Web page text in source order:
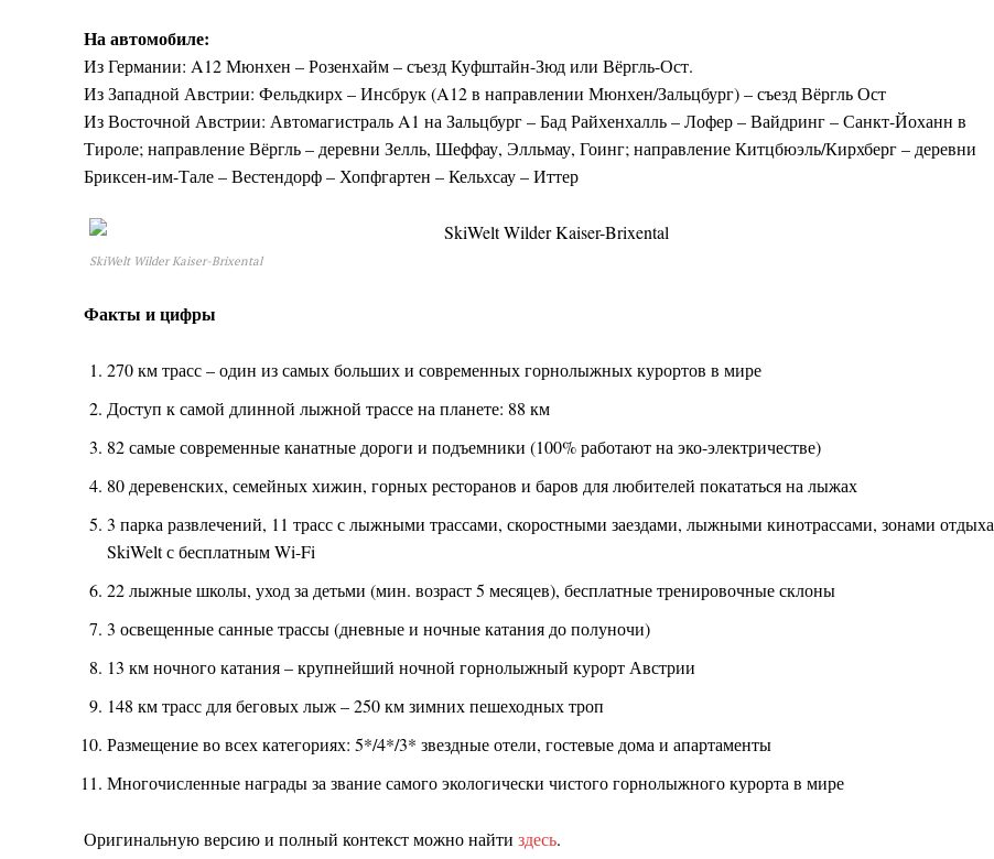
На автомобиле:
Из Германии: A12 Мюнхен – Розенхайм – съезд Куфштайн-Зюд или Вёргль-Ост.
Из Западной Австрии: Фельдкирх – Инсбрук (A12 в направлении Мюнхен/Зальцбург) – съезд Вёргль Ост
Из Восточной Австрии: Автомагистраль A1 на Зальцбург – Бад Райхенхалль – Лофер – Вайдринг – Санкт-Йоханн в
Тироле; направление Вёргль – деревни Зелль, Шеффау, Элльмау, Гоинг; направление Китцбюэль/Кирхберг – деревни
Бриксен-им-Тале – Вестендорф – Хопфгартен – Кельхсау – Иттер
SkiWelt Wilder Kaiser-Brixental
Факты и цифры
270 км трасс – один из самых больших и современных горнолыжных курортов в мире
Доступ к самой длинной лыжной трассе на планете: 88 км
82 самые современные канатные дороги и подъемники (100% работают на эко-электричестве)
80 деревенских, семейных хижин, горных ресторанов и баров для любителей покататься на лыжах
3 парка развлечений, 11 трасс с лыжными трассами, скоростными заездами, лыжными кинотрассами, зонами отдыха
SkiWelt с бесплатным Wi-Fi
22 лыжные школы, уход за детьми (мин. возраст 5 месяцев), бесплатные тренировочные склоны
3 освещенные санные трассы (дневные и ночные катания до полуночи)
13 км ночного катания – крупнейший ночной горнолыжный курорт Австрии
148 км трасс для беговых лыж – 250 км зимних пешеходных троп
Размещение во всех категориях: 5*/4*/3* звездные отели, гостевые дома и апартаменты
Многочисленные награды за звание самого экологически чистого горнолыжного курорта в мире
Оригинальную версию и полный контекст можно найти здесь.